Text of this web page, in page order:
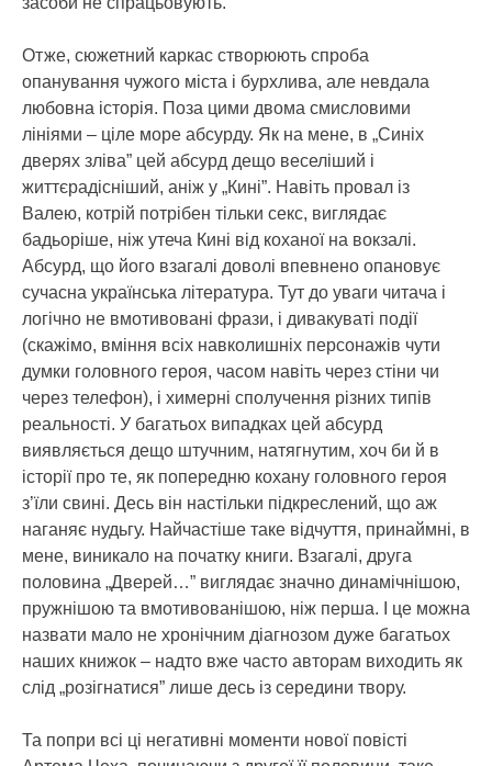
Отже, сюжетний каркас створюють спроба
опанування чужого міста і бурхлива, але невдала
любовна історія. Поза цими двома смисловими
лініями – ціле море абсурду. Як на мене, в „Синіх
дверях зліва” цей абсурд дещо веселіший і
життєрадісніший, аніж у „Кині”. Навіть провал із
Валею, котрій потрібен тільки секс, виглядає
бадьоріше, ніж утеча Кині від коханої на вокзалі.
Абсурд, що його взагалі доволі впевнено опановує
сучасна українська література. Тут до уваги читача і
логічно не вмотивовані фрази, і дивакуваті події
(скажімо, вміння всіх навколишніх персонажів чути
думки головного героя, часом навіть через стіни чи
через телефон), і химерні сполучення різних типів
реальності. У багатьох випадках цей абсурд
виявляється дещо штучним, натягнутим, хоч би й в
історії про те, як попередню кохану головного героя
з’їли свині. Десь він настільки підкреслений, що аж
наганяє нудьгу. Найчастіше таке відчуття, принаймні, в
мене, виникало на початку книги. Взагалі, друга
половина „Дверей…” виглядає значно динамічнішою,
пружнішою та вмотивованішою, ніж перша. І це можна
назвати мало не хронічним діагнозом дуже багатьох
наших книжок – надто вже часто авторам виходить як
слід „розігнатися” лише десь із середини твору.
Та попри всі ці негативні моменти нової повісті